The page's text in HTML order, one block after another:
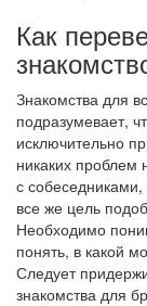
Как
Знакомства для
подразумевает,
исключительно
никаких проблем
с
все же цель
Необходимо
понять, в какой
Следует
знакомства для